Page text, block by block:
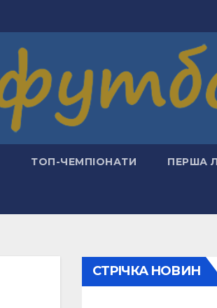
ТОП-ЧЕМПІОНАТИ ПЕРША
СТРІЧКА НОВИН